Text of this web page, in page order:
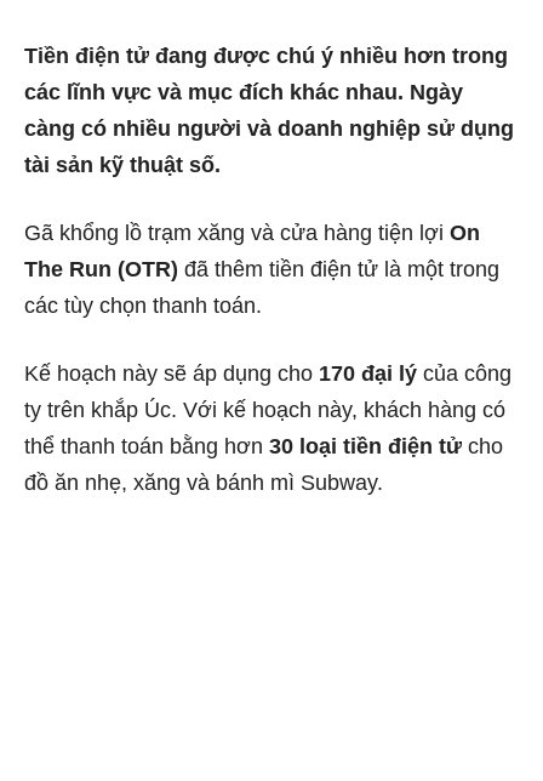
Tiền điện tử đang được chú ý nhiều hơn trong
các lĩnh vực và mục đích khác nhau. Ngày
càng có nhiều người và doanh nghiệp sử dụng
tài sản kỹ thuật số.
Gã khổng lồ trạm xăng và cửa hàng tiện lợi On
The Run (OTR) đã thêm tiền điện tử là một trong
các tùy chọn thanh toán.
Kế hoạch này sẽ áp dụng cho 170 đại lý của công
ty trên khắp Úc. Với kế hoạch này, khách hàng có
thể thanh toán bằng hơn 30 loại tiền điện tử cho
đồ ăn nhẹ, xăng và bánh mì Subway.